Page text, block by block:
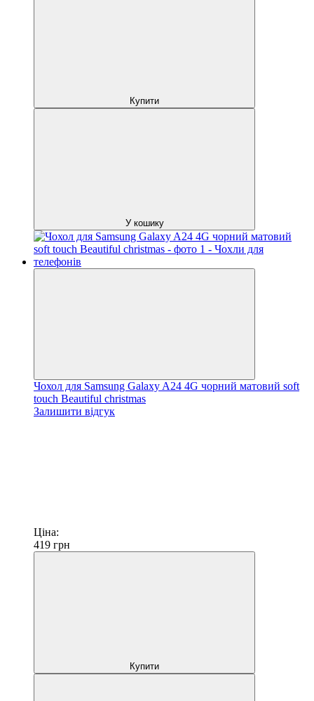
Купити
У кошику
Чохол для Samsung Galaxy A24 4G чорний матовий soft
touch Beautiful christmas
Залишити відгук
Ціна:
419 грн
Купити